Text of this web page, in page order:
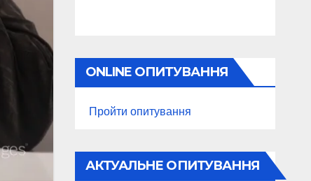
ONLINE ОПИТУВАННЯ
Пройти опитування
АКТУАЛЬНЕ ОПИТУВАННЯ